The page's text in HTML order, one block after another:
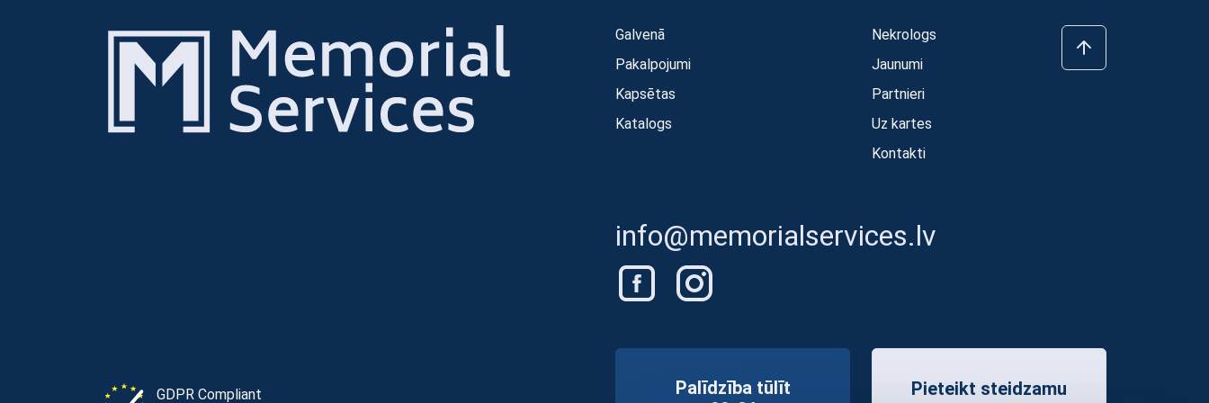
Galvenā
Pakalpojumi
Kapsētas
Katalogs
Nekrologs
Jaunumi
Partnieri
Uz kartes
Kontakti
info@memorialservices.lv
GDPR Compliant
Palīdzība tūlīt
Pieteikt steidzamu